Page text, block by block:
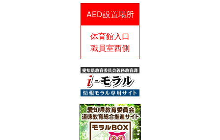
AED設置場所
体育館入口
職員室西側